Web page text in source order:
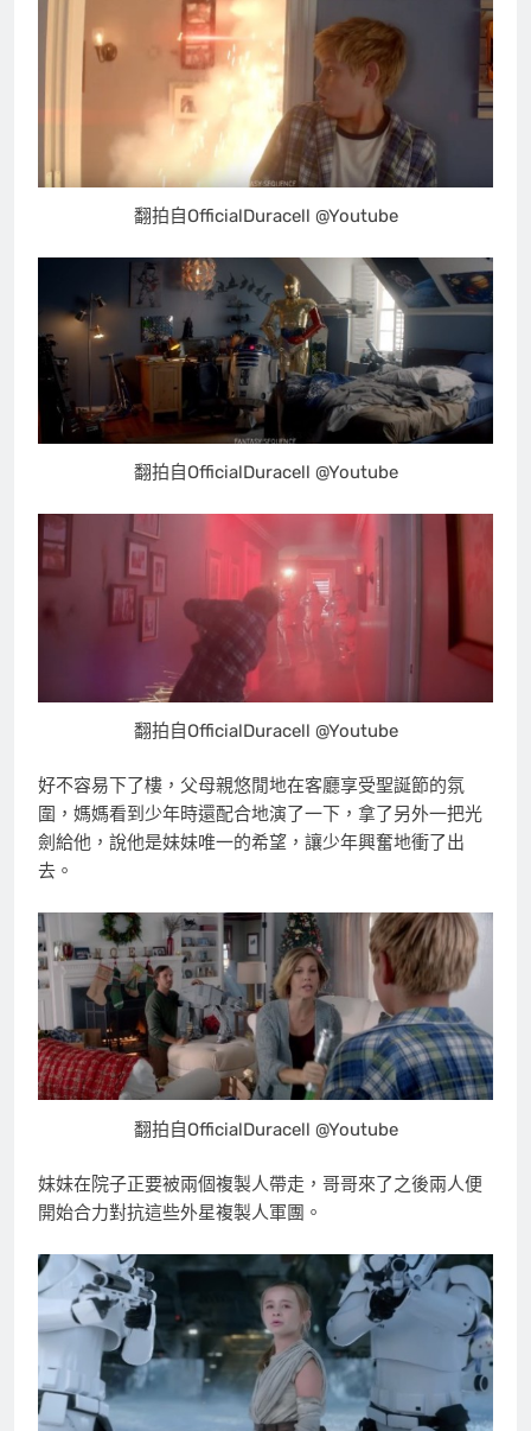
翻拍自OfficialDuracell @Youtube
翻拍自OfficialDuracell @Youtube
翻拍自OfficialDuracell @Youtube
好不容易下了樓，父母親悠閒地在客廳享受聖誕節的氛
圍，媽媽看到少年時還配合地演了一下，拿了另外一把光
劍給他，說他是妹妹唯一的希望，讓少年興奮地衝了出
去。
翻拍自OfficialDuracell @Youtube
妹妹在院子正要被兩個複製人帶走，哥哥來了之後兩人便
開始合力對抗這些外星複製人軍團。